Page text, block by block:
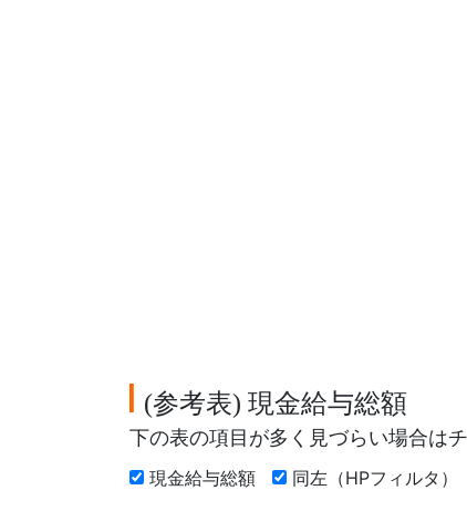
(参考表) 現金給与総額
下の表の項目が多く見づらい場合は
現金給与総額 同左（HPフィルタ）